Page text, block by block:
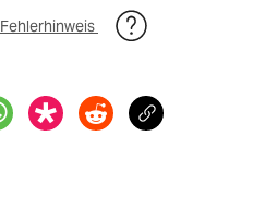
Fehlerhinweis